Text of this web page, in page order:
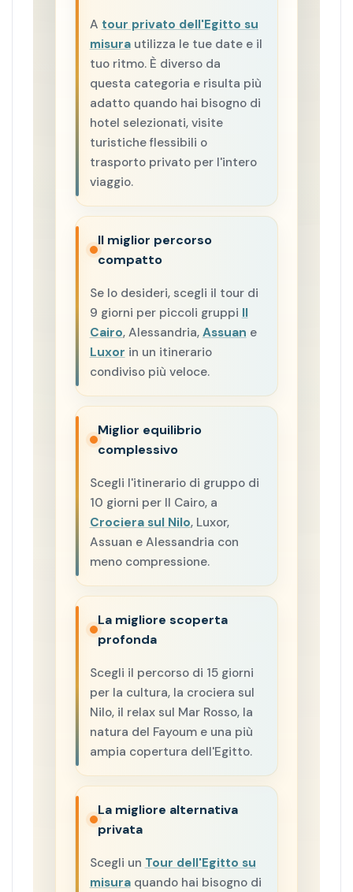
A tour privato dell'Egitto su
misurautilizza le tue date e il
tuo ritmo. È diverso da
questa categoria e risulta più
adatto quando hai bisogno di
hotel selezionati, visite
turistiche flessibili o
trasporto privato per l'intero
viaggio.
Il miglior percorso
compatto
Se lo desideri, scegli il tour di
9 giorni per piccoli gruppi Il
Cairo, Alessandria, Assuan e
Luxor in un itinerario
condiviso più veloce.
Miglior equilibrio
complessivo
Scegli l'itinerario di gruppo di
10 giorni per Il Cairo, a
Crociera sul Nilo, Luxor,
Assuan e Alessandria con
meno compressione.
La migliore scoperta
profonda
Scegli il percorso di 15 giorni
per la cultura, la crociera sul
Nilo, il relax sul Mar Rosso, la
natura del Fayoum e una più
ampia copertura dell'Egitto.
La migliore alternativa
privata
Scegli un Tour dell'Egitto su
misuraquando hai bisogno di